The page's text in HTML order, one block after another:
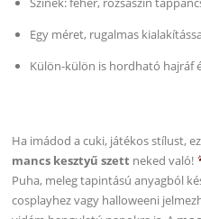
Egy méret, rugalmas
Külön-külön is hordható hajráf
Ha imádod a cuki, játékos stílust,
mancs kesztyű szett neked való!
Puha, meleg tapintású anyagból
cosplayhez vagy halloweeni